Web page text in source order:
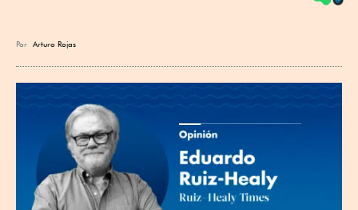
Por Arturo Rojas